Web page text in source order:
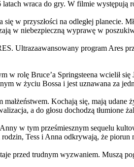
wraca do gry. W filmie
w przyszłości na odległej planecie.
w niebezpieczną wyprawę w
Ultrazaawansowany program Ares
w rolę Bruce’a Springsteena wcielił
w życiu Bossa i jest uznawana za
Kochają się, mają
a do głosu dochodzą tłumione
tym prześmiesznym sequelu
Tess i Anna odkrywają, że piorun
przed trudnym wyzwaniem. Muszą